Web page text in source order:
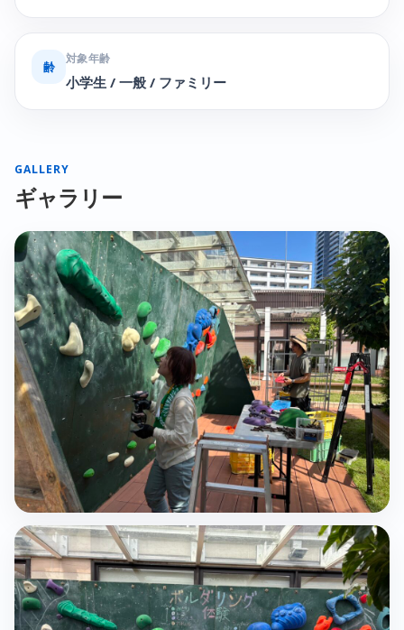
齢
対象年齢
小学生 / 一般 / ファミリー
GALLERY
ギャラリー